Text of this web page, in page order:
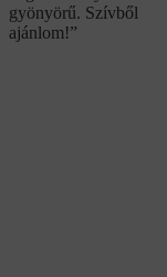
gyönyörű. Szívből
ajánlom!”